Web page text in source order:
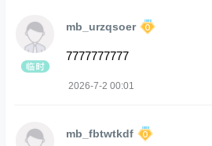
mb_urzqsoer
7777777777
2026-7-2 00:01
mb_fbtwtkdf